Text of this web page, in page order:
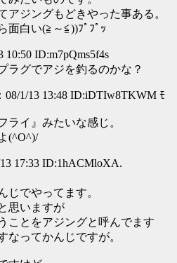
アジングもどきやった事ある。
面白い(≧～≦))ﾌﾟﾌﾟｯ
10:50 ID:m7pQms5f4s
ラグでアジを釣るのかな？
：08/1/13 13:48 ID:iDTIw8TKWM ﾓ
ライ』みたいな感じ。
(^O^)/
13 17:33 ID:1hACMloXA.
じでやってます。
思いますが
ことをアジングと呼んでます
なってかんじですが。